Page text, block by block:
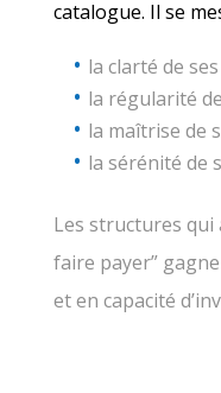
catalogue. Il se
la clarté de
la régularité
la maîtrise de
la sérénité de
Les structures qui
faire payer”
et en capacité